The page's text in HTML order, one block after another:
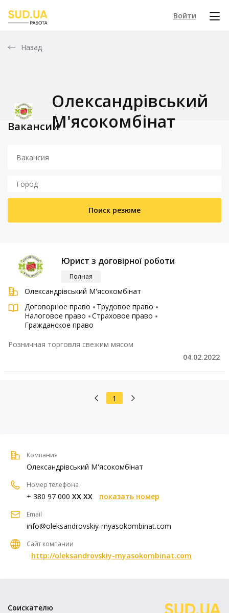
Войти
Назад
Олександрівський
М'ясокомбінат
Вакансии
Поиск резюме
Юрист з договірної роботи
Полная
Олександрівський М'ясокомбінат
Договорное право
Трудовое право
Налоговое право
Страховое право
Гражданское право
Розничная торговля свежим мясом
04.02.2022
1
Компания
Олександрівський М'ясокомбінат
Номер телефона
+ 380 97 000 XX XX показать номер
Email
info@oleksandrovskiy-myasokombinat.com
Сайт компании
http://oleksandrovskiy-myasokombinat.com
Соискателю